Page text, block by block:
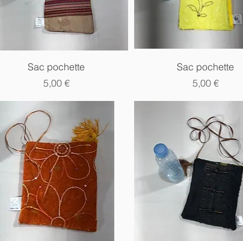
Aperçu rapide
Sac pochette
Prix
5,00 €
Aperçu rapide
Sac pochette
Prix
5,00 €